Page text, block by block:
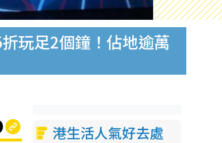
玩足2個鐘！佔地逾萬
港生活人氣好去處